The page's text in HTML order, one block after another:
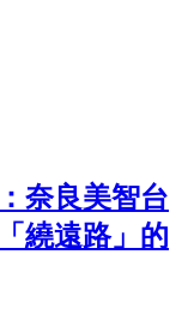
奈良美智台
繞遠路」的